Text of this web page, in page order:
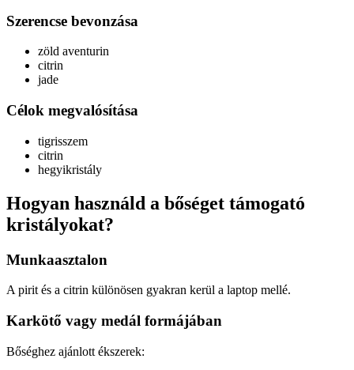
Szerencse bevonzása
zöld aventurin
citrin
jade
Célok megvalósítása
tigrisszem
citrin
hegyikristály
Hogyan használd a bőséget támogató
kristályokat?
Munkaasztalon
A pirit és a citrin különösen gyakran kerül a laptop mellé.
Karkötő vagy medál formájában
Bőséghez ajánlott ékszerek: